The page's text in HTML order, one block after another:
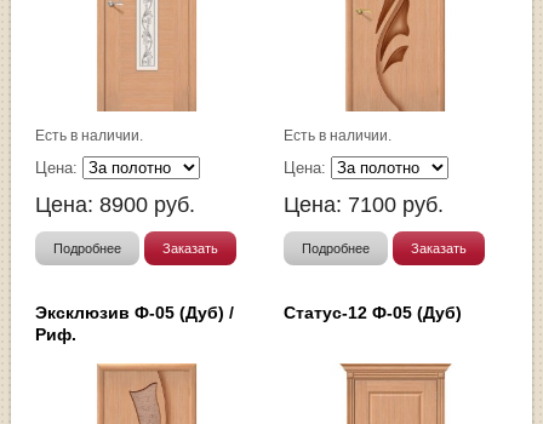
Есть в наличии.
Цена:
Цена:8900 руб.
Подробнее Заказать
Есть в наличии.
Цена:
Цена: 7100 руб.
Подробнее Заказать
Эксклюзив Ф-05 (Дуб) /
Риф.
Статус-12 Ф-05 (Дуб)